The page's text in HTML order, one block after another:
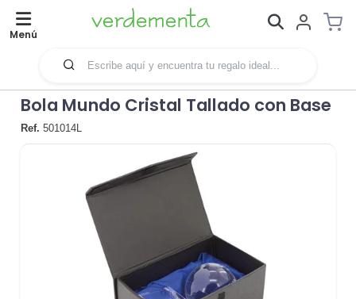
Menú
Bola Mundo Cristal Tallado con Base
Ref. 501014L